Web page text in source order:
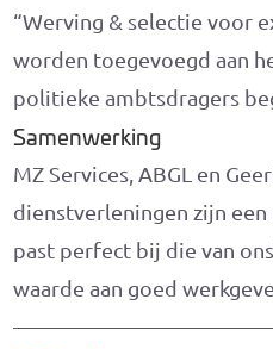
“Werving & selectie voor
worden toegevoegd aan
politieke ambtsdragers
Samenwerking
MZ Services, ABGL en
dienstverleningen zijn
past perfect bij die van
waarde aan goed